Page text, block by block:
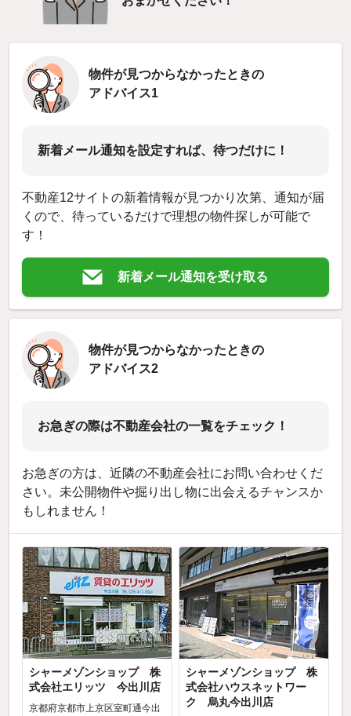
物件が見つからなかったときの
アドバイス1
新着メール通知を設定すれば、待つだけに！
不動産12サイトの新着情報が見つかり次第、通知が届
くので、待っているだけで理想の物件探しが可能で
す！
新着メール通知を受け取る
物件が見つからなかったときの
アドバイス2
お急ぎの際は不動産会社の一覧をチェック！
お急ぎの方は、近隣の不動産会社にお問い合わせくだ
さい。未公開物件や掘り出し物に出会えるチャンスか
もしれません！
シャーメゾンショップ 株
式会社エリッツ 今出川店
京都府京都市上京区室町通今出
シャーメゾンショップ 株
式会社ハウスネットワー
ク 烏丸今出川店